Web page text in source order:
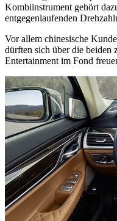
Kombiinstrument gehört
entgegenlaufenden
Vor allem chinesische
dürften sich über die
Entertainment im Fond